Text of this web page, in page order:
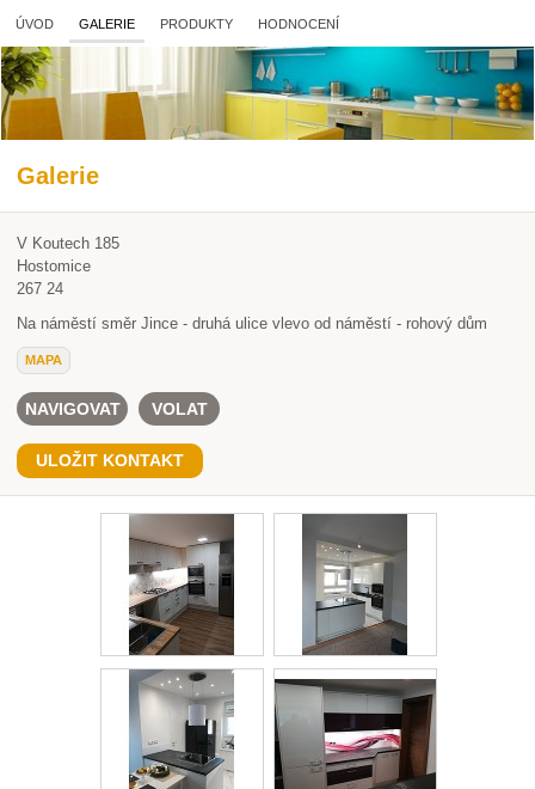
ÚVOD GALERIE PRODUKTY HODNOCENÍ
Galerie
V Koutech 185
Hostomice
267 24
Na náměstí směr Jince - druhá ulice vlevo od náměstí - rohový dům
MAPA
NAVIGOVAT VOLAT
ULOŽIT KONTAKT